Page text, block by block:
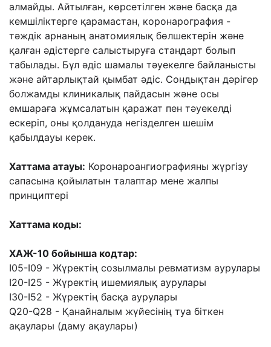
алмайды. Айтылған, көрсетілген және басқа да
кемшіліктерге қарамастан, коронарография -
тәждік арнаның анатомиялық бөлшектерін және
қалған әдістерге салыстыруға стандарт болып
табылады. Бұл әдіс шамалы тәуекелге байланысты
және айтарлықтай қымбат әдіс. Сондықтан дәрігер
болжамды клиникалық пайдасын және осы
емшараға жұмсалатын қаражат пен тәуекелді
ескеріп, оны қолдануда негізделген шешім
қабылдауы керек.
Хаттама атауы: Коронароангиографияны жүргізу
сапасына қойылатын талаптар мене жалпы
принциптері
Хаттама коды:
ХАЖ-10 бойынша кодтар:
I05-I09 - Жүректің созылмалы ревматизм аурулары
I20-I25 - Жүректің ишемиялық аурулары
I30-I52 - Жүректің басқа аурулары
Q20-Q28 - Қанайналым жүйесінің туа біткен
ақаулары (даму ақаулары)